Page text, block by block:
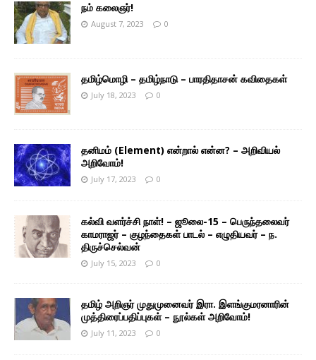
நம் கலைஞர்!
August 7, 2023 0
தமிழ்மொழி – தமிழ்நாடு – பாரதிதாசன் கவிதைகள்
July 18, 2023 0
தனிமம் (Element) என்றால் என்ன? – அறிவியல்
அறிவோம்!
July 17, 2023 0
கல்வி வளர்ச்சி நாள்! – ஜூலை-15 – பெருந்தலைவர்
காமராஜர் – குழந்தைகள் பாடல் – எழுதியவர் – ந.
திருச்செல்வன்
July 15, 2023 0
தமிழ் அறிஞர் முதுமுனைவர் இரா. இளங்குமரனாரின்
முத்திரைப்பதிப்புகள் – நூல்கள் அறிவோம்!
July 11, 2023 0